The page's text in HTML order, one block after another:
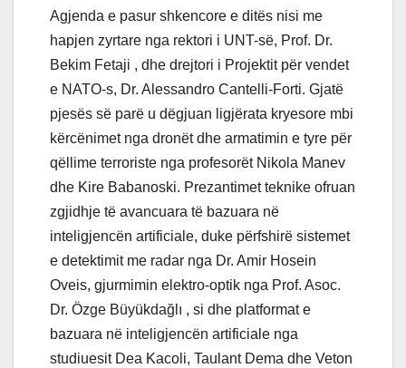
Agjenda e pasur shkencore e ditës nisi me
hapjen zyrtare nga rektori i UNT-së, Prof. Dr.
Bekim Fetaji , dhe drejtori i Projektit për vendet
e NATO-s, Dr. Alessandro Cantelli-Forti. Gjatë
pjesës së parë u dëgjuan ligjërata kryesore mbi
kërcënimet nga dronët dhe armatimin e tyre për
qëllime terroriste nga profesorët Nikola Manev
dhe Kire Babanoski. Prezantimet teknike ofruan
zgjidhje të avancuara të bazuara në
inteligjencën artificiale, duke përfshirë sistemet
e detektimit me radar nga Dr. Amir Hosein
Oveis, gjurmimin elektro-optik nga Prof. Asoc.
Dr. Özge Büyükdağlı , si dhe platformat e
bazuara në inteligjencën artificiale nga
studiuesit Dea Kacoli, Taulant Dema dhe Veton